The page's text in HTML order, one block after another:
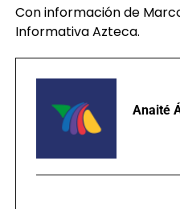
Con información de
Informativa Azteca.
Anaité